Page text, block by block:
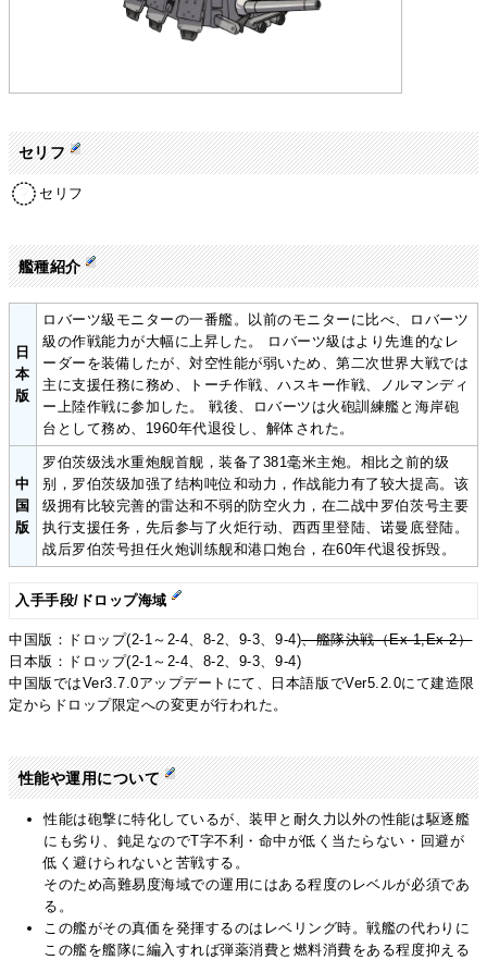
セリフ
セリフ
艦種紹介
日
本
版
ロバーツ級モニターの一番艦。以前のモニターに比べ、ロバーツ
級の作戦能力が大幅に上昇した。 ロバーツ級はより先進的なレ
ーダーを装備したが、対空性能が弱いため、第二次世界大戦では
主に支援任務に務め、トーチ作戦、ハスキー作戦、ノルマンディ
ー上陸作戦に参加した。 戦後、ロバーツは火砲訓練艦と海岸砲
台として務め、1960年代退役し、解体された。
中
国
版
罗伯茨级浅水重炮舰首舰，装备了381毫米主炮。相比之前的级
别，罗伯茨级加强了结构吨位和动力，作战能力有了较大提高。该
级拥有比较完善的雷达和不弱的防空火力，在二战中罗伯茨号主要
执行支援任务，先后参与了火炬行动、西西里登陆、诺曼底登陆。
战后罗伯茨号担任火炮训练舰和港口炮台，在60年代退役拆毁。
入手手段/ドロップ海域
中国版：ドロップ(2-1～2-4、8-2、9-3、9-4)、艦隊決戦（Ex-1,Ex-2）
日本版：ドロップ(2-1～2-4、8-2、9-3、9-4)
中国版ではVer3.7.0アップデートにて、日本語版でVer5.2.0にて建造限
定からドロップ限定への変更が行われた。
性能や運用について
性能は砲撃に特化しているが、装甲と耐久力以外の性能は駆逐艦
にも劣り、鈍足なのでT字不利・命中が低く当たらない・回避が
低く避けられないと苦戦する。
そのため高難易度海域での運用にはある程度のレベルが必須であ
る。
この艦がその真価を発揮するのはレベリング時。戦艦の代わりに
この艦を艦隊に編入すれば弾薬消費と燃料消費をある程度抑える